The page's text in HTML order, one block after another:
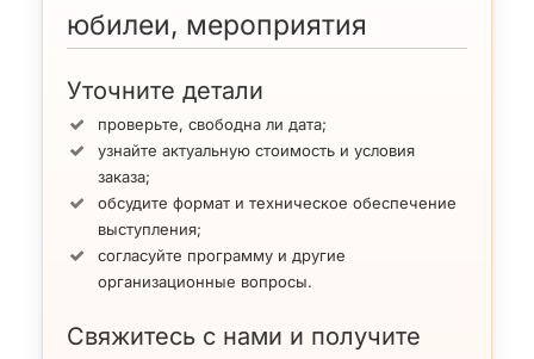
Акробаты объездили Европу (Франция, Германия,
Эмираты и др.) и даже побывали в Америке
(Бразилия, США, Канада).
На данный момент артисты выступают по Киеву,
области, Украине. Отдельно оговаривается
выступление заграницей.
Гонорар в Киеве $250 — $500
юбилеи, мероприятия
Уточните детали
проверьте, свободна ли дата;
узнайте актуальную стоимость и условия
заказа;
обсудите формат и техническое обеспечение
выступления;
согласуйте программу и другие
организационные вопросы.
Свяжитесь с нами и получите